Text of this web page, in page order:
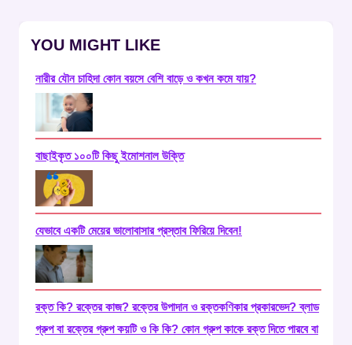
YOU MIGHT LIKE
নারীর যৌন চাহিদা কোন বয়সে বেশি বাড়ে ও কখন কমে যায়?
বাছাইকৃত ১০০টি কিছু ইমোশনাল উক্তি
যেভাবে একটি মেয়ের ভালোবাসার প্রস্তাব ফিরিয়ে দিবেন!
রক্ত কি? রক্তের কাজ? রক্তের উপাদান ও রক্তকণিকার প্রকারভেদ? ব্লাড
গ্রুপ বা রক্তের গ্রুপ কয়টি ও কি কি? কোন গ্রুপ কাকে রক্ত দিতে পারবে বা